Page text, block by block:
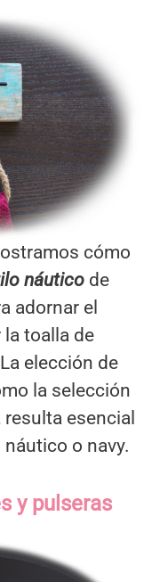
cómo
náutico de
adornar el
toalla de
elección de
la selección
esencial
o navy.
y pulseras